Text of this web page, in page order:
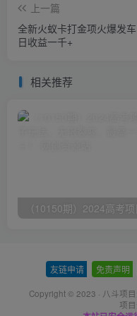
上一篇
全新火蚁卡打金项火爆发车
日收益一千+
相关推荐
友链申请 免责声明
Copyright © 2023 · 八斗项
项